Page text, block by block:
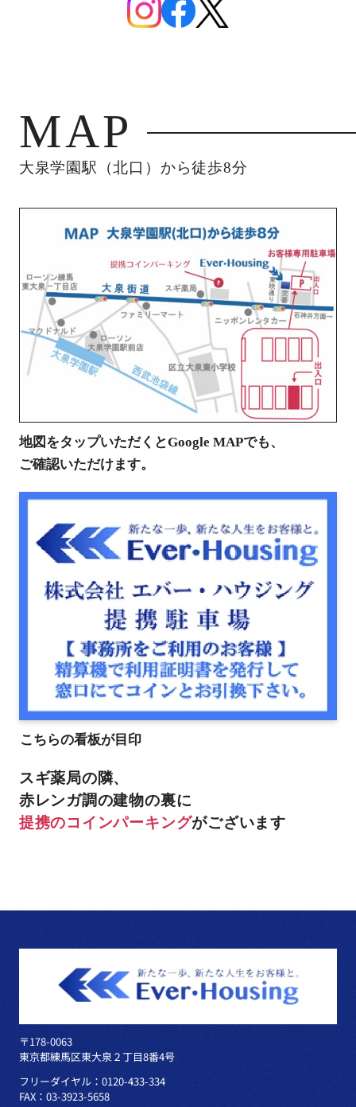
MAP
大泉学園駅（北口）から徒歩8分
地図をタップいただくとGoogle MAPでも、
ご確認いただけます。
こちらの看板が目印
スギ薬局の隣、
赤レンガ調の建物の裏に
提携のコインパーキングがございます
〒178-0063
東京都練馬区東大泉２丁目8番4号
フリーダイヤル：0120-433-334
FAX：03-3923-5658